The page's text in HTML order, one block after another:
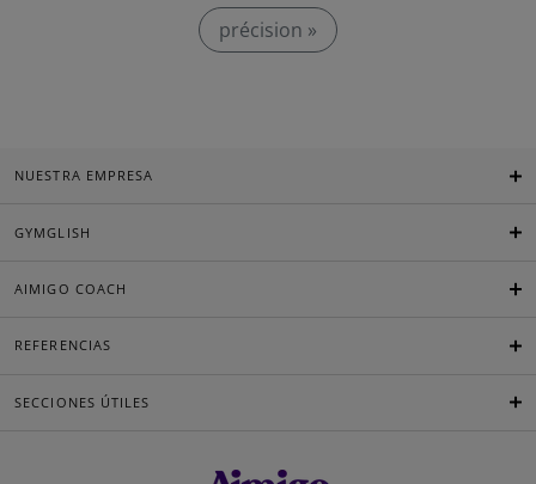
précision »
NUESTRA EMPRESA
GYMGLISH
AIMIGO COACH
REFERENCIAS
SECCIONES ÚTILES